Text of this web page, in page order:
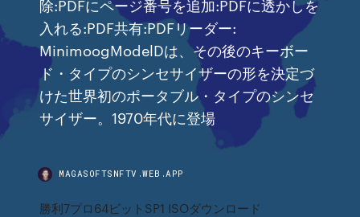
除:PDFにページ番号を追加:PDFに透かしを
入れる:PDF共有:PDFリーダー:
MinimoogModelDは、その後のキーボー
ド・タイプのシンセサイザーの形を決定づ
けた世界初のポータブル・タイプのシンセ
サイザー。1970年代に登場
MAGASOFTSNFTV.WEB.APP
勝利7プロ64ビットSP1 ISOダウンロード